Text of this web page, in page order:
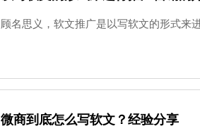
顾名思义，软文推广是以写软文的形式来
微商到底怎么写软文？经验分享